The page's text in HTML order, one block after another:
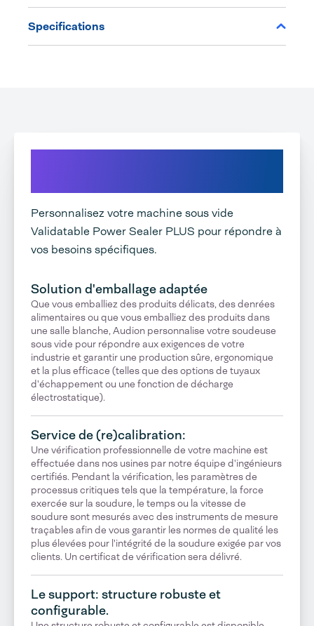
Specifications
Personnalisez votre machine sous vide
Validatable Power Sealer PLUS pour répondre à
vos besoins spécifiques.
Solution d'emballage adaptée
Que vous emballiez des produits délicats, des denrées
alimentaires ou que vous emballiez des produits dans
une salle blanche, Audion personnalise votre soudeuse
sous vide pour répondre aux exigences de votre
industrie et garantir une production sûre, ergonomique
et la plus efficace (telles que des options de tuyaux
d'échappement ou une fonction de décharge
électrostatique).
Service de (re)calibration:
Une vérification professionnelle de votre machine est
effectuée dans nos usines par notre équipe d'ingénieurs
certifiés. Pendant la vérification, les paramètres de
processus critiques tels que la température, la force
exercée sur la soudure, le temps ou la vitesse de
soudure sont mesurés avec des instruments de mesure
traçables afin de vous garantir les normes de qualité les
plus élevées pour l'intégrité de la soudure exigée par vos
clients. Un certificat de vérification sera délivré.
Le support: structure robuste et
configurable.